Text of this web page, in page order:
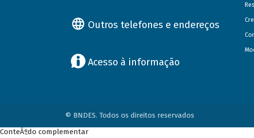
Outros telefones e endereços
Acesso à informação
© BNDES. Todos os direitos reservados
ConteÃºdo complementar